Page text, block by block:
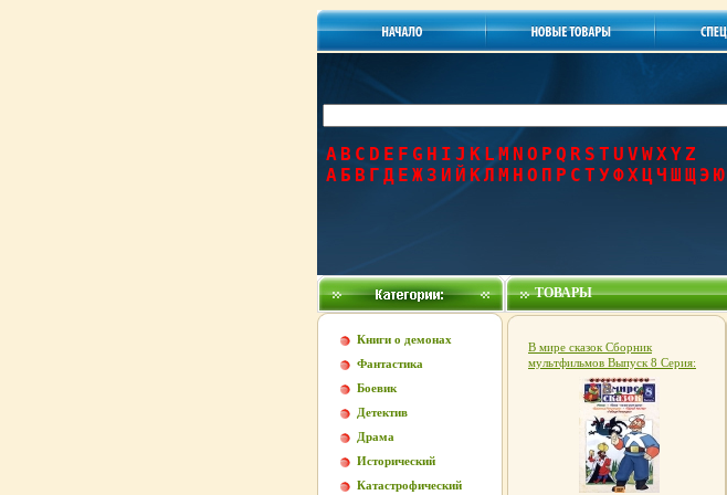
A B C D E F G H I J K L M N O P Q R S T U V WXYZ
А Б В Г Д Е Ж З И Й КЛ М Н О П Р С Т УФХЦЧ Ш Щ Э Ю
Книги о демонах
Фантастика
Боевик
Детектив
Драма
Исторический
Катастрофический
ТОВАРЫ
В мире сказок Сборник
мультфильмов Выпуск 8 Серия:
Мультфильмы инфо 3805g.